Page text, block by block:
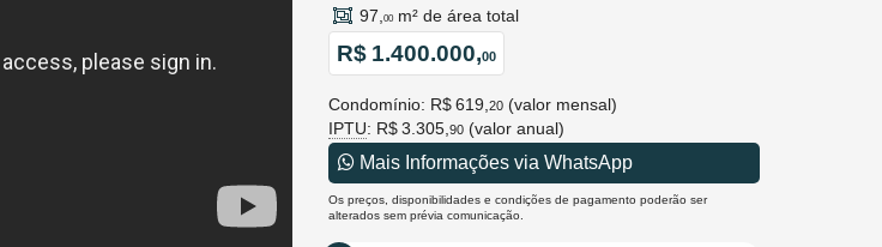
97, 00 m² de área total
R$ 1.400.000,00
Condomínio: R$ 619,20 (valor mensal)
IPTU: R$ 3.305,90 (valor anual)
Mais Informações via WhatsApp
Os preços, disponibilidades e condições de pagamento poderão ser
alterados sem prévia comunicação.